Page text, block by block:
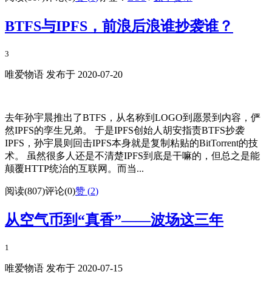
BTFS与IPFS，前浪后浪谁抄袭谁？
3
唯爱物语 发布于 2020-07-20
去年孙宇晨推出了BTFS，从名称到LOGO到愿景到内容，俨
然IPFS的孪生兄弟。 于是IPFS创始人胡安指责BTFS抄袭
IPFS，孙宇晨则回击IPFS本身就是复制粘贴的BitTorrent的技
术。 虽然很多人还是不清楚IPFS到底是干嘛的，但总之是能
颠覆HTTP统治的互联网。而当...
阅读(807)评论(0)赞 (2)
从空气币到“真香”——波场这三年
1
唯爱物语 发布于 2020-07-15